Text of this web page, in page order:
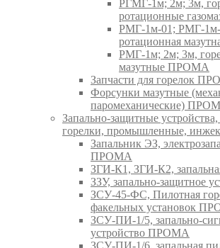
РГМГ-1м; 2м; 3м,
ротационные
РМГ-1м-01; РМГ-1м-
ротационная
РМГ-1м; 2м; 3м,
мазутные ПРОМА
Запчасти для горелок
Форсунки мазутные
паромеханические)
Запально-защитные
горелки, промышленные,
Запальник ЭЗ,
ПРОМА
ЗГИ-К1, ЗГИ-К2,
ЗЗУ, запально-защитное
ЗСУ-45-ФС, Пилотная
факельных установок
ЗСУ-ПИ-1/5, запально-
устройство ПРОМА
ЗСУ-ПИ-1/6, запальная